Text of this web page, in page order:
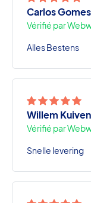
Carlos Gomes
Vérifié par
Alles Bestens
Willem
Vérifié par
Snelle levering